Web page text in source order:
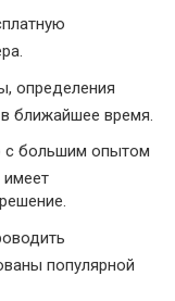
определения
ближайшее время.
с большим опытом
популярной